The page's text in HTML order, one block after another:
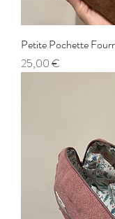
Petite Pochette
Prix
25,00 €